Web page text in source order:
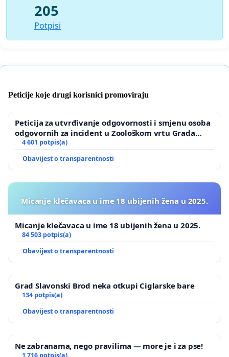
205
Potpisi
Peticije koje drugi korisnici promoviraju
Peticija za utvrđivanje odgovornosti i smjenu osoba
odgovornih za incident u Zoološkom vrtu Grada
Zagreba
4 601 potpis(a)
Obavijest o transparentnosti
Micanje klečavaca u ime 18 ubijenih žena u 2025.
Micanje klečavaca u ime 18 ubijenih žena u 2025.
84 503 potpis(a)
Obavijest o transparentnosti
Grad Slavonski Brod neka otkupi Ciglarske bare
134 potpis(a)
Obavijest o transparentnosti
Ne zabranama, nego pravilima — more je i za pse!
1 716 potpis(a)